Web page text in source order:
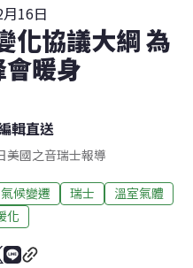
16日
化協議大綱 為
暖身
輯直送
美國之音瑞士報導
氣候變遷 瑞士
溫室氣體
化